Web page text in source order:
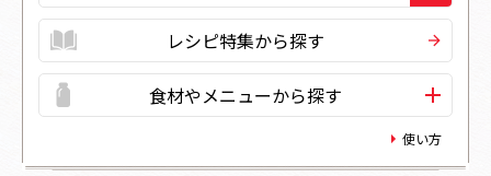
レシピ特集から探す
食材やメニューから探す
使い方